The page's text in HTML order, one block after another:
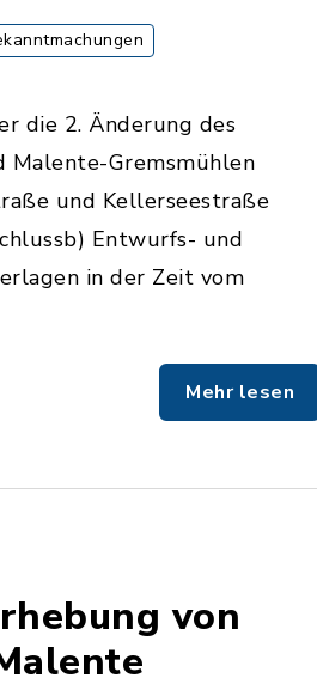
die 2. Änderung des
Malente-Gremsmühlen
und Kellerseestraße
Entwurfs- und
in der Zeit vom
Mehr lesen
von